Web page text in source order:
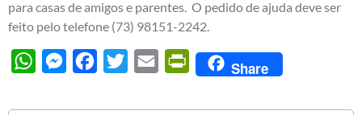
para casas de amigos e parentes. O pedido de ajuda deve ser
feito pelo telefone (73) 98151-2242.
WhatsAppMessengerFacebook
Twitter Email PrintFriendly
Share